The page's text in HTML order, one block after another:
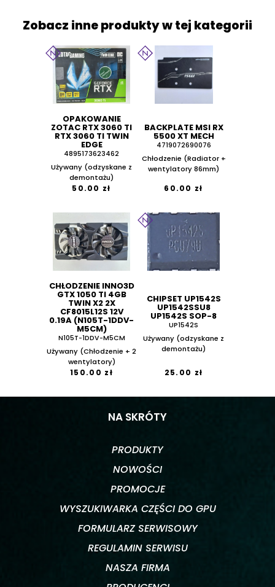
Zobacz inne produkty w tej kategorii
OPAKOWANIE
ZOTAC RTX 3060 TI
RTX 3060 TI TWIN
EDGE
4895173623462
Używany (odzyskane z
demontażu)
50.00 zł
BACKPLATE MSI RX
5500 XT MECH
4719072690076
Chłodzenie (Radiator +
wentylatory 86mm)
60.00 zł
CHŁODZENIE INNO3D
GTX 1050 TI 4GB
TWIN X2 2X
CF8015L12S 12V
0.19A (N105T-1DDV-
M5CM)
N105T-1DDV-M5CM
Używany (Chłodzenie + 2
wentylatory)
150.00 zł
CHIPSET UP1542S
UP1542SSU8
UP1542S SOP-8
UP1542S
Używany (odzyskane z
demontażu)
25.00 zł
NA SKRÓTY
PRODUKTY
NOWOŚCI
PROMOCJE
WYSZUKIWARKA CZĘŚCI DO GPU
FORMULARZ SERWISOWY
REGULAMIN SERWISU
NASZA FIRMA